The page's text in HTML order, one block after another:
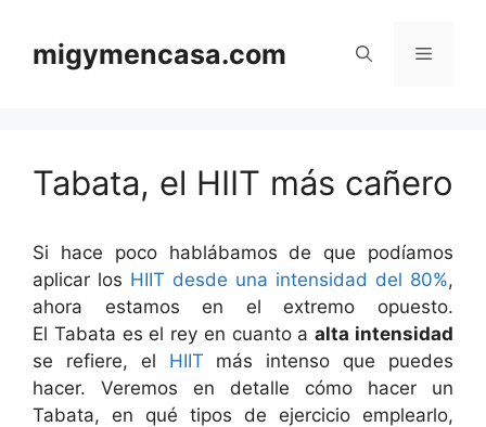
contenido
migymencasa.com Menú
Tabata, el HIIT más cañero
Si hace poco hablábamos de que podíamos
aplicar los HIIT desde una intensidad del 80%,
ahora estamos en el extremo opuesto.
El Tabata es el rey en cuanto aalta intensidad
se refiere, el HIIT más intenso que puedes
hacer. Veremos en detalle cómo hacer un
Tabata, en qué tipos de ejercicio emplearlo,